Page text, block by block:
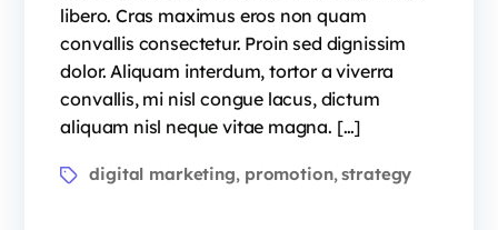
libero. Cras maximus eros non quam
convallis consectetur. Proin sed dignissim
dolor. Aliquam interdum, tortor a viverra
convallis, mi nisl congue lacus, dictum
aliquam nisl neque vitae magna. […]
digital marketing, promotion,strategy